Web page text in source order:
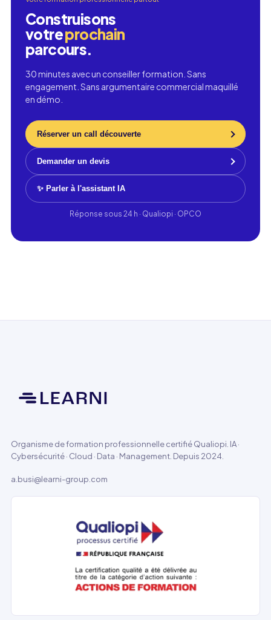
Construisons
votreprochain
parcours.
30 minutes avec un conseiller formation. Sans
engagement. Sans argumentaire commercial maquillé
en démo.
Réserver un call découverte
Demander un devis
✨ Parler à l'assistant IA
Réponse sous 24 h · Qualiopi · OPCO
Organisme de formation professionnelle certifié Qualiopi. IA ·
Cybersécurité · Cloud · Data · Management. Depuis 2024.
a.busi@learni-group.com